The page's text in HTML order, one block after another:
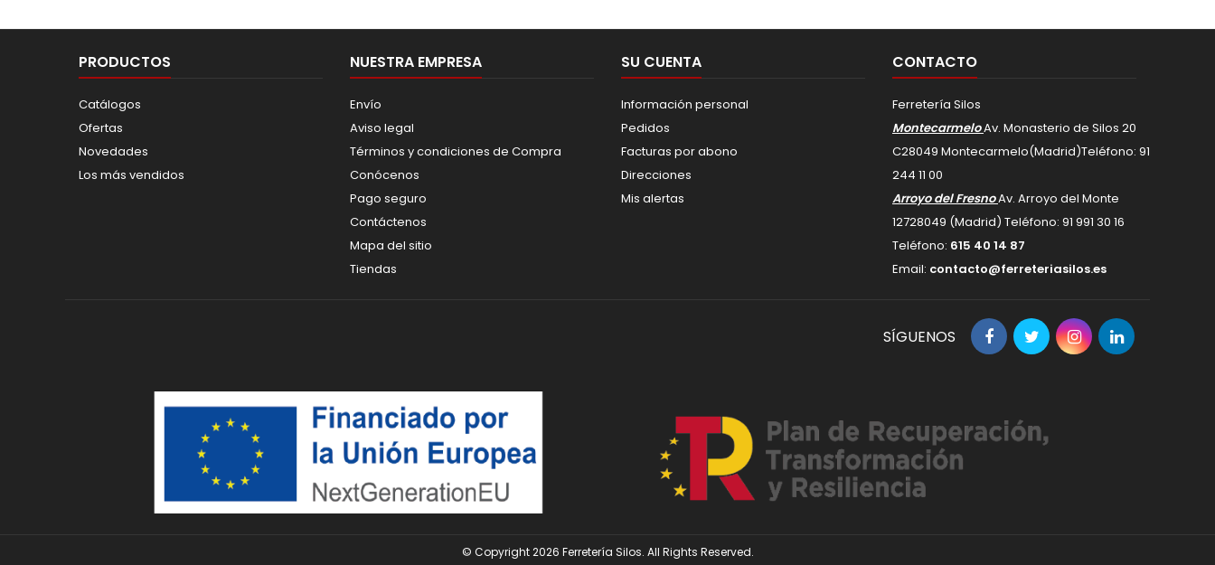
PRODUCTOS
Catálogos
Ofertas
Novedades
Los más vendidos
NUESTRA EMPRESA
Envío
Aviso legal
Términos y condiciones de Compra
Conócenos
Pago seguro
Contáctenos
Mapa del sitio
Tiendas
SU CUENTA
Información personal
Pedidos
Facturas por abono
Direcciones
Mis alertas
CONTACTO
Ferretería Silos
MontecarmeloAv. Monasterio de Silos 20
C28049 Montecarmelo(Madrid)Teléfono: 91
244 11 00
Arroyo del FresnoAv. Arroyo del Monte
12728049 (Madrid) Teléfono: 91 991 30 16
Teléfono: 615 40 14 87
Email: contacto@ferreteriasilos.es
SÍGUENOS
© Copyright 2026 Ferretería Silos. All Rights Reserved.